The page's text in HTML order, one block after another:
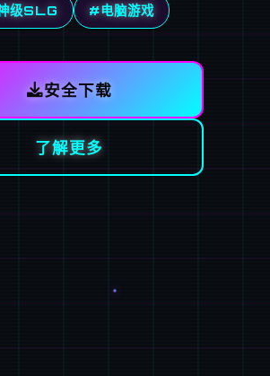
级SLG #电脑游戏
安全下载
了解更多